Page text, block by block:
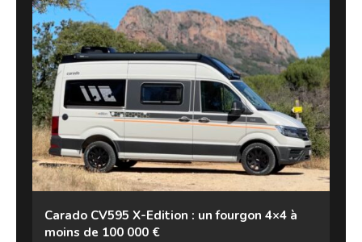
Carado CV595 X-Edition : un fourgon 4×4 à
moins de 100 000 €